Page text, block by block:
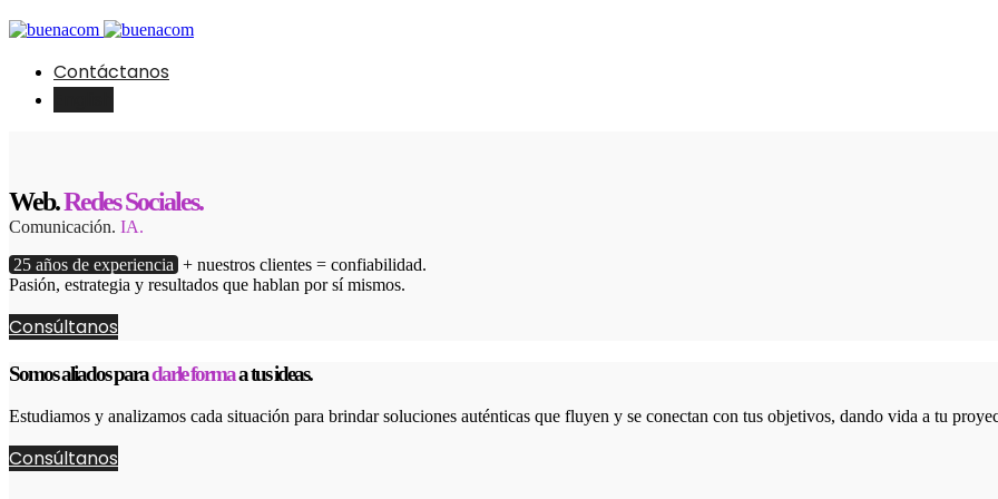
Contáctanos
Web.Redes Sociales.
Comunicación. IA.
25 años de experiencia + nuestros clientes = confiabilidad.
Pasión, estrategia y resultados que hablan por sí mismos.
Consúltanos
Somos aliados paradarle formaa tus ideas.
Estudiamos y analizamos cada situación para brindar soluciones auténticas que fluyen y se conectan con tus objetivos, dando vida a tu
Consúltanos